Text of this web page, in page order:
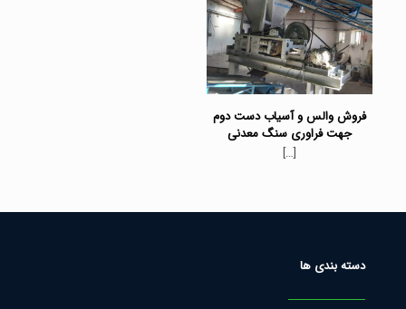
فروش والس و آسیاب دست دوم
جهت فراوری سنگ معدنی
[…]
دسته بندی ها